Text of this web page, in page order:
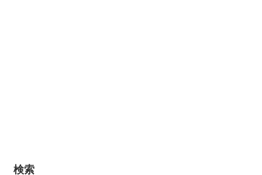
検索